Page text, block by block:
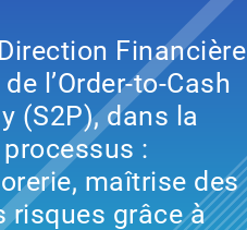
Financière
l’Order-to-Cash
(S2P), dans la
:
maîtrise des
risques grâce à